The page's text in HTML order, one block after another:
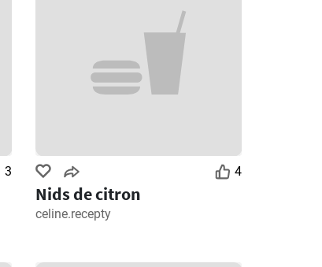
3 4
Nids de citron
celine.recepty